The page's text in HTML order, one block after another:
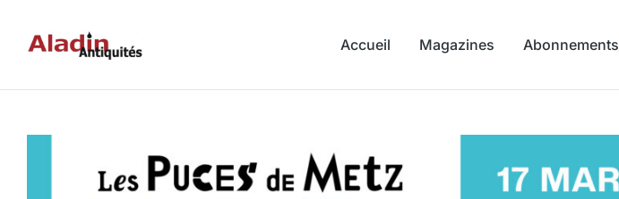
Accueil Magazines Abonnements